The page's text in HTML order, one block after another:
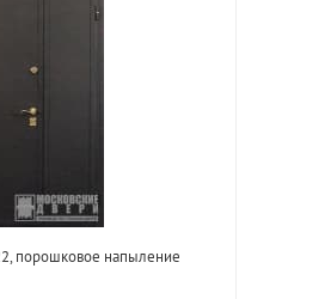
порошковое напыление